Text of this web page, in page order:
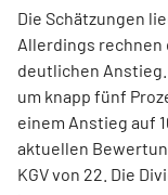
Die Schätzungen
Allerdings rechnen
deutlichen
um knapp fünf
einem Anstieg auf
aktuellen
KGV von 22. Die